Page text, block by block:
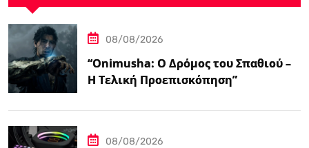
08/08/2026
“Onimusha: Ο Δρόμος του Σπαθιού –
Η Τελική Προεπισκόπηση”
08/08/2026